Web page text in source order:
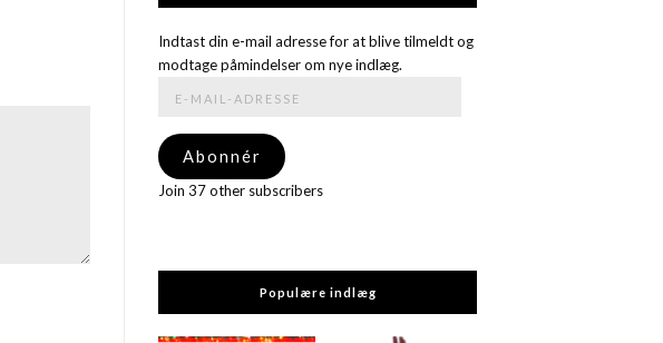
Indtast din e-mail adresse for at blive tilmeldt og
modtage påmindelser om nye indlæg.
adresse
Abonnér
Join 37 other subscribers
Populære indlæg